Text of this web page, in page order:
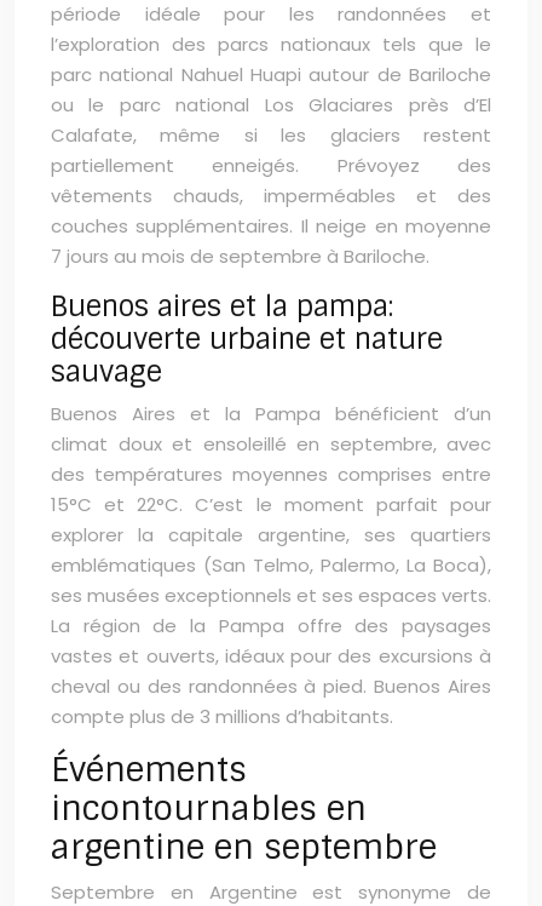
période idéale pour les randonnées et
l’exploration des parcs nationaux tels que le
parc national Nahuel Huapi autour de Bariloche
ou le parc national Los Glaciares près d’El
Calafate, même si les glaciers restent
partiellement enneigés. Prévoyez des
vêtements chauds, imperméables et des
couches supplémentaires. Il neige en moyenne
7 jours au mois de septembre à Bariloche.
Buenos aires et la pampa:
découverte urbaine et nature
sauvage
Buenos Aires et la Pampa bénéficient d’un
climat doux et ensoleillé en septembre, avec
des températures moyennes comprises entre
15°C et 22°C. C’est le moment parfait pour
explorer la capitale argentine, ses quartiers
emblématiques (San Telmo, Palermo, La Boca),
ses musées exceptionnels et ses espaces verts.
La région de la Pampa offre des paysages
vastes et ouverts, idéaux pour des excursions à
cheval ou des randonnées à pied. Buenos Aires
compte plus de 3 millions d’habitants.
Événements
incontournables en
argentine en septembre
Septembre en Argentine est synonyme de